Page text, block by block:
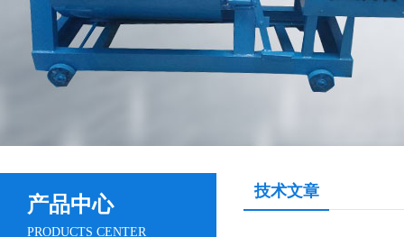
产品中心
PRODUCTS CENTER
技术文章